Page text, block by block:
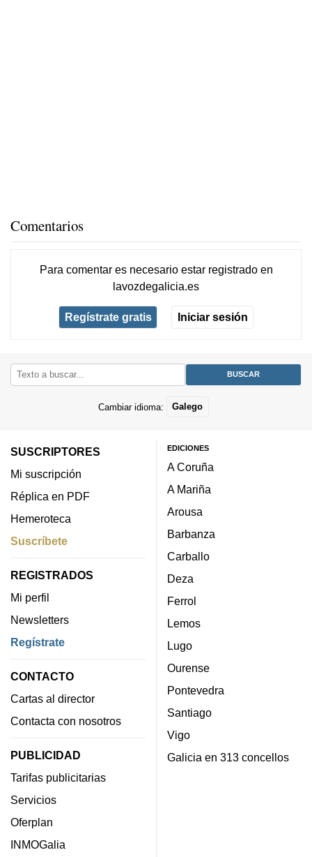
Comentarios
Para comentar es necesario estar registradoen
lavozdegalicia.es
Regístrate gratis Iniciar sesión
Cambiar idioma: Galego
SUSCRIPTORES
Mi suscripción
Réplica en PDF
Hemeroteca
Suscríbete
REGISTRADOS
Mi perfil
Newsletters
Regístrate
CONTACTO
Cartas al director
Contacta con nosotros
PUBLICIDAD
Tarifas publicitarias
Servicios
Oferplan
INMOGalia
EDICIONES
A Coruña
A Mariña
Arousa
Barbanza
Carballo
Deza
Ferrol
Lemos
Lugo
Ourense
Pontevedra
Santiago
Vigo
Galicia en 313 concellos